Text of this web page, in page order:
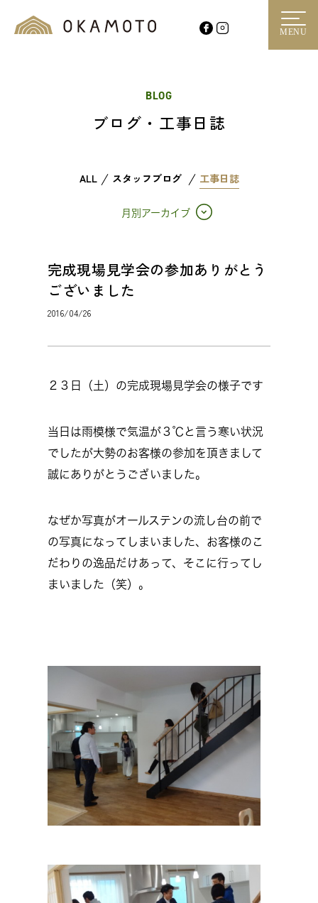
MENU
BLOG
ブログ・工事日誌
ALL スタッフブログ 工事日誌
月別アーカイブ
完成現場見学会の参加ありがとう
ございました
2016/04/26
２３日（土）の完成現場見学会の様子です
当日は雨模様で気温が３℃と言う寒い状況
でしたが大勢のお客様の参加を頂きまして
誠にありがとうございました。
なぜか写真がオールステンの流し台の前で
の写真になってしまいました、お客様のこ
だわりの逸品だけあって、そこに行ってし
まいました（笑）。